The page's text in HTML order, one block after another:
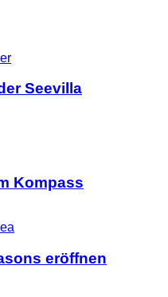
Seevilla
Kompass
eröffnen